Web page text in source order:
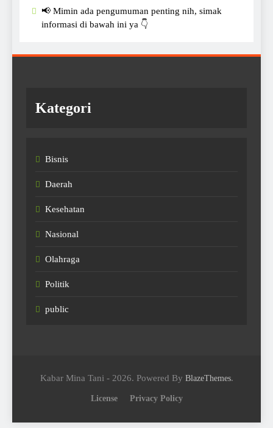
📢 Mimin ada pengumuman penting nih, simak
informasi di bawah ini ya 👇
Kategori
Bisnis
Daerah
Kesehatan
Nasional
Olahraga
Politik
public
Kabar Mina Tani - 2026. Powered By BlazeThemes.
License Privacy Policy